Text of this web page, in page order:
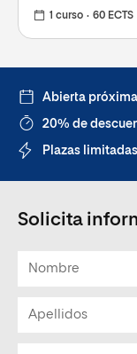
1 curso 60 ECTS
Abierta
20% de
Plazas limitadas
Solicita